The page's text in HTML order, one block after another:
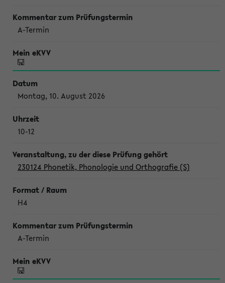
A-Termin
Montag, 10. August 2026
10-12
230124 Phonetik, Phonologie und Orthografie (S)
H4
A-Termin